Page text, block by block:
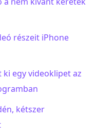
részeit iPhone
egy videoklipet az
kétszer